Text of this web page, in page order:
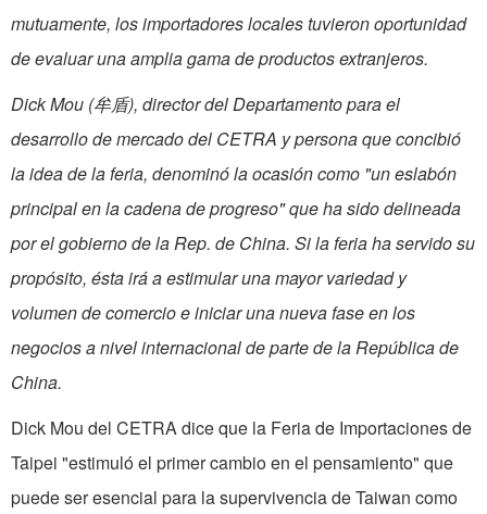
mutuamente, los importadores locales tuvieron oportunidad
de evaluar una amplia gama de productos extranjeros.
Dick Mou (牟盾), director del Departamento para el
desarrollo de mercado del CETRA y persona que concibió
la idea de la feria, denominó la ocasión como "un eslabón
principal en la cadena de progreso" que ha sido delineada
por el gobierno de la Rep. de China. Si la feria ha servido su
propósito, ésta irá a estimular una mayor variedad y
volumen de comercio e iniciar una nueva fase en los
negocios a nivel internacional de parte de la República de
China.
Dick Mou del CETRA dice que la Feria de Importaciones de
Taipei "estimuló el primer cambio en el pensamiento" que
puede ser esencial para la supervivencia de Taiwan como